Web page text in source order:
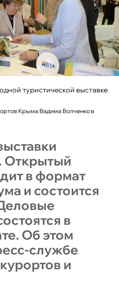
туристической выставке
Крыма Вадима Волченко в
Открытый
в формат
и состоится
в
Об этом
службе
и